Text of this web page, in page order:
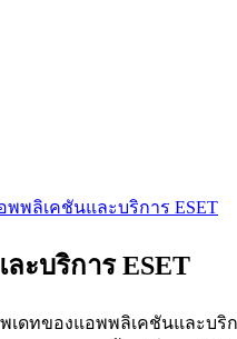
พลิเคชันและบริการ ESET
ะบริการ ESET
ทของแอพพลิเคชันและบริ